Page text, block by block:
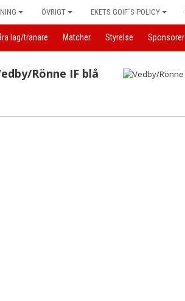
ÖVRIGT EKETS GOIF´S POLICY
lag/tränare Matcher Styrelse Sponsorer
Rönne IF blå